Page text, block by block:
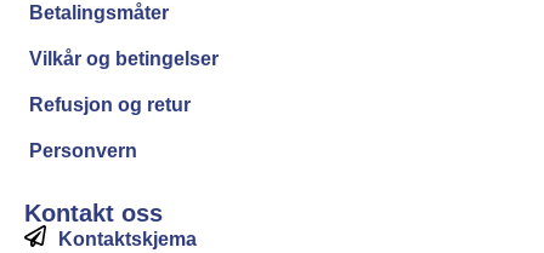
Betalingsmåter
Vilkår og betingelser
Refusjon og retur
Personvern
Kontakt oss
Kontaktskjema